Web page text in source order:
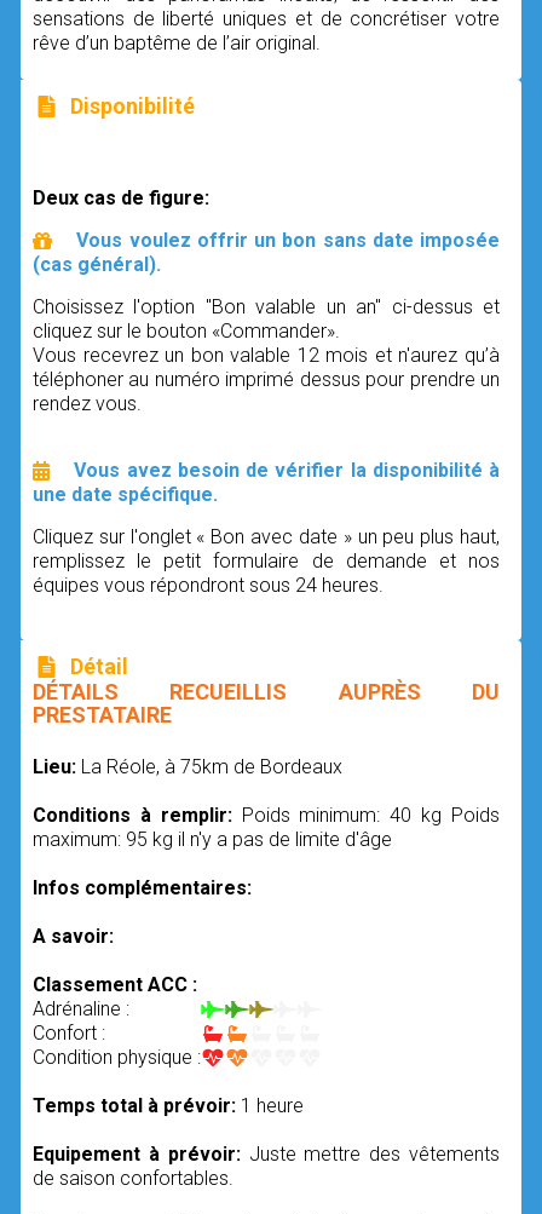
sensations de liberté uniques et de concrétiser votre
rêve d’un baptême de l’air original.
Disponibilité
Deux cas de figure:
Vous voulez offrir un bon sans date imposée
(cas général).
Choisissez l'option "Bon valable un an" ci-dessus et
cliquez sur le bouton «Commander».
Vous recevrez un bon valable 12 mois et n'aurez qu’à
téléphoner au numéro imprimé dessus pour prendre un
rendez vous.
Vous avez besoin de vérifier la disponibilité à
une date spécifique.
Cliquez sur l'onglet « Bon avec date » un peu plus haut,
remplissez le petit formulaire de demande et nos
équipes vous répondront sous 24 heures.
Détail
DÉTAILS RECUEILLIS AUPRÈS DU
PRESTATAIRE
Lieu: La Réole, à 75km de Bordeaux
Conditions à remplir: Poids minimum: 40 kg Poids
maximum: 95 kg il n'y a pas de limite d'âge
Infos complémentaires:
A savoir:
Classement ACC :
Adrénaline :
Confort :
Condition physique :
Temps total à prévoir: 1 heure
Equipement à prévoir: Juste mettre des vêtements
de saison confortables.